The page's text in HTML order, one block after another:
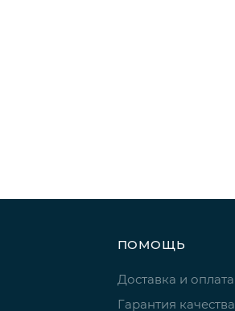
ПОМОЩЬ
Доставка и оплата
Гарантия качества